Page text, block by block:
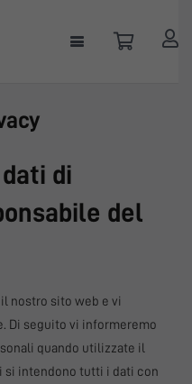
di
del
nostro sito web e vi
Di seguito vi informeremo
quando utilizzate il
si intendono tutti i dati con